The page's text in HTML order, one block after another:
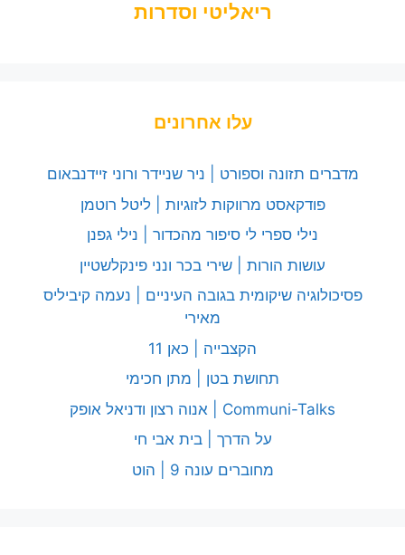
ריאליטי וסדרות
עלו אחרונים
מדברים תזונה וספורט | ניר שניידר ורוני זיידנבאום
פודקאסט מרווקות לזוגיות | ליטל רוטמן
נילי ספרי לי סיפור מהכדור | נילי גפנן
עושות הורות | שירי בכר ונני פינקלשטיין
פסיכולוגיה שיקומית בגובה העיניים | נעמה קיביליס
מאירי
הקצבייה | כאן 11
תחושת בטן | מתן חכימי
Communi-Talks | אנוה רצון ודניאל אופק
על הדרך | בית אבי חי
מחוברים עונה 9 | הוט